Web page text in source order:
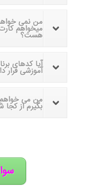
من نمی
میخواهم
هست؟
آیا کدهای
آموزشی قرار
من می خواهم
بگیرم از کجا